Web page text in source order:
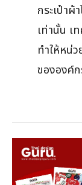
กระเป๋าผ้
เท่านั้น เ
ทำให้หน่
ขององค์